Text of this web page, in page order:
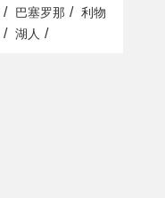
/ 巴塞罗那 / 利物
/ 湖人 /